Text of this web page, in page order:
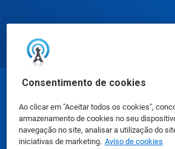
Consentimento de cookies
Ao clicar em "Aceitar todos os cookies",
armazenamento de cookies no seu
navegação no site, analisar a utilização do
iniciativas de marketing. Aviso de cookies
Fichas de Informação de